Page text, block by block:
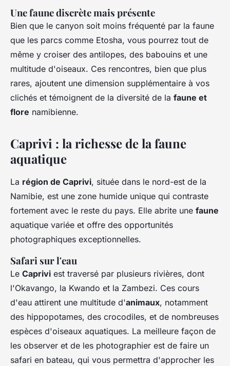
Une faune discrète mais présente
Bien que le canyon soit moins fréquenté par la faune
que les parcs comme Etosha, vous pourrez tout de
même y croiser des antilopes, des babouins et une
multitude d'oiseaux. Ces rencontres, bien que plus
rares, ajoutent une dimension supplémentaire à vos
clichés et témoignent de la diversité de la faune et
flore namibienne.
Caprivi : la richesse de la faune
aquatique
La région de Caprivi, située dans le nord-est de la
Namibie, est une zone humide unique qui contraste
fortement avec le reste du pays. Elle abrite une faune
aquatique variée et offre des opportunités
photographiques exceptionnelles.
Safari sur l'eau
Le Caprivi est traversé par plusieurs rivières, dont
l'Okavango, la Kwando et la Zambezi. Ces cours
d'eau attirent une multitude d'animaux, notamment
des hippopotames, des crocodiles, et de nombreuses
espèces d'oiseaux aquatiques. La meilleure façon de
les observer et de les photographier est de faire un
safari en bateau, qui vous permettra d'approcher les